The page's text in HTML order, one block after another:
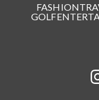
FASHION
GOLF